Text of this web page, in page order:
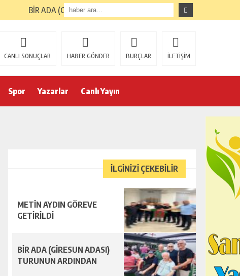
BİR ADA (GİRESUN ADASI) TURUNUN ARDINDAN
CANLI SONUÇLAR HABER GÖNDER BURÇLAR İLETİŞİM
Spor Yazarlar Canlı Yayın
İLGİNİZİ ÇEKEBİLİR
METİN AYDIN GÖREVE
GETİRİLDİ
BİR ADA (GİRESUN ADASI)
TURUNUN ARDINDAN